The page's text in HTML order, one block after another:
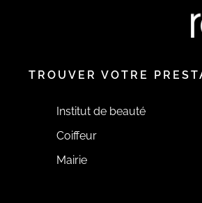
TROUVER VOTRE
Institut de beauté
Coiffeur
Mairie